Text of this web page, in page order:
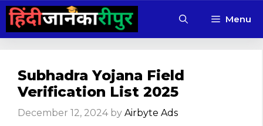
Skip
content
Menu
Subhadra Yojana Field
Verification List 2025
December 12, 2024 by Airbyte Ads